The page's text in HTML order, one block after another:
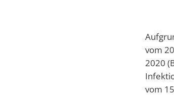
vom
2020
vom